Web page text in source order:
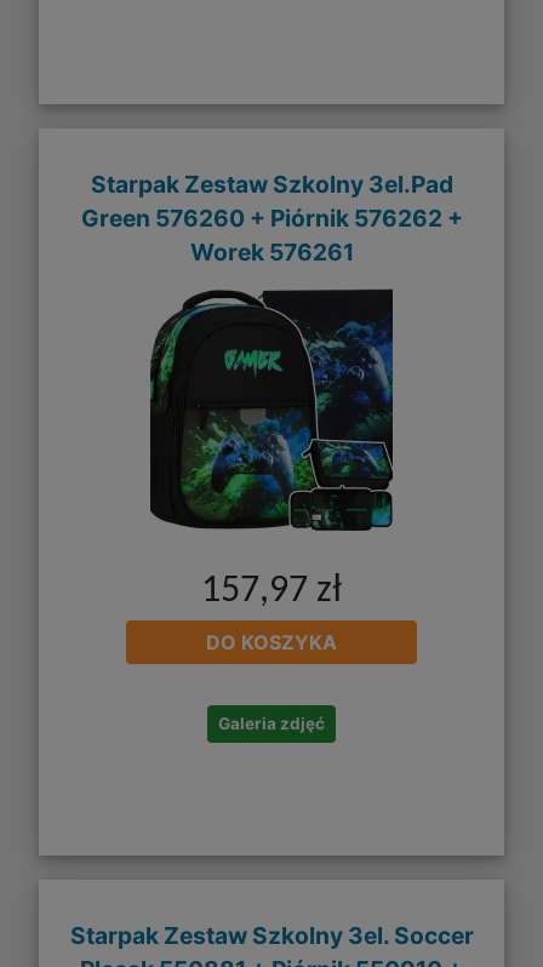
Starpak Zestaw Szkolny 3el.Pad
Green 576260 + Piórnik 576262 +
Worek 576261
157,97 zł
DO KOSZYKA
Galeria zdjęć
Starpak Zestaw Szkolny 3el. Soccer